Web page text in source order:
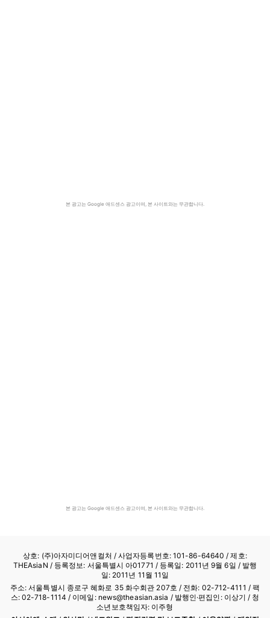
본 광고는 Google 애드센스 광고이며, 본 사이트와는 무관합니다.
본 광고는 Google 애드센스 광고이며, 본 사이트와는 무관합니다.
상호: (주)아자미디어앤컬처 /사업자등록번호: 101-86-64640 / 제호:
THEAsiaN / 등록정보: 서울특별시 아01771 / 등록일: 2011년 9월 6일 / 발행
일: 2011년 11월 11일
주소: 서울특별시 종로구 혜화로 35 화수회관 207호 / 전화: 02-712-4111 / 팩
스: 02-718-1114 / 이메일: news@theasian.asia / 발행인·편집인: 이상기 / 청
소년보호책임자: 이주형